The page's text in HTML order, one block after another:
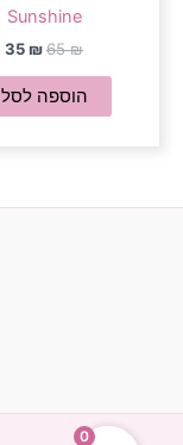
Sunshine
65₪
35 ₪
הוספה לסל
0